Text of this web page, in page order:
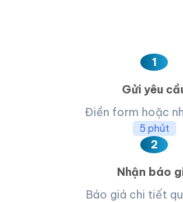
1
Gửi yêu
Điền form hoặc
5 phút
2
Nhận báo
Báo giá chi tiết